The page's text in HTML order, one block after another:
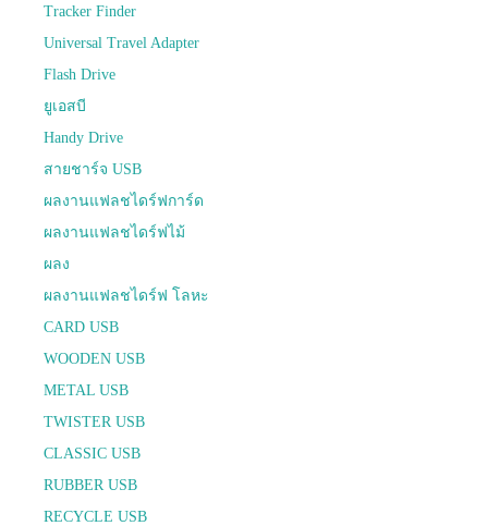
Tracker Finder
Universal Travel Adapter
Flash Drive
ยูเอสบี
Handy Drive
สายชาร์จ USB
ผลงานแฟลชไดร์ฟการ์ด
ผลงานแฟลชไดร์ฟไม้
ผลง
ผลงานแฟลชไดร์ฟ โลหะ
CARD USB
WOODEN USB
METAL USB
TWISTER USB
CLASSIC USB
RUBBER USB
RECYCLE USB